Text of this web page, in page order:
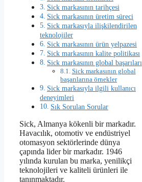
Sick markasının tarihçesi
Sick markasının üretim süreci
Sick markasıyla ilişkilendirilen
teknolojiler
Sick markasının ürün yelpazesi
Sick markasının kalite politikası
Sick markasının global başarıları
Sick markasının global
başarılarına örnekler
Sick markasıyla ilgili kullanıcı
deneyimleri
Sık Sorulan Sorular
Sick, Almanya kökenli bir markadır.
Havacılık, otomotiv ve endüstriyel
otomasyon sektörlerinde dünya
çapında lider bir markadır. 1946
yılında kurulan bu marka, yenilikçi
teknolojileri ve kaliteli ürünleri ile
tanınmaktadır.